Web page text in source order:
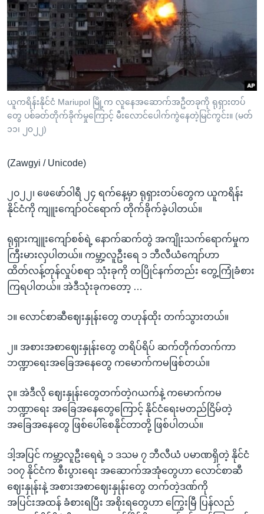
ပင်မ
အ
ညွန်း
စာမျက်နှာ
ကျော်
ကြည့်
ရန်
ရှာဖွေ
နေရာ
ကျော်
ရန်
ရုပ်ရှင်ထဲက အင်္ဂလိပ်စာ
သုတပဒေသာ အင်္ဂလိပ်စာ
တီဗွီ
ရေဒီယို/တီဗွီအစီအစဉ်
Learning English
ဗွီအိုအေ လူမှုကွန်ယက်များ
ဘာသာစကားများ
ယူကရိန်းနိုင်ငံ Mariupol မြို့က လူနေအဆောက်အဦတခုကို ရုရှားတပ်
တွေ ပစ်ခတ်တိုက်ခိုက်မှုကြောင့် မီးလောင်ပေါက်ကွဲနေတဲ့မြင်ကွင်း။ (မတ်
၁၁၊ ၂၀၂၂)
(Zawgyi / Unicode)
၂၀၂၂၊ ဖေဖော်ဝါရီ ၂၄ ရက်နေ့မှာ ရုရှားတပ်တွေက ယူကရိန်း
နိုင်ငံကို ကျူးကျော်ဝင်ရောက် တိုက်ခိုက်ခဲ့ပါတယ်။
ရုရှားကျူးကျော်စစ်ရဲ့ နောက်ဆက်တွဲ အကျိုးသက်ရောက်မှုက
ကြီးမားလှပါတယ်။ ကမ္ဘာ့လူဦးရေ ၁ ဘီလီယံကျော်ဟာ
ထိတ်လန့်တုန်လှုပ်စရာ သုံးခုကို တပြိုင်နက်တည်း တွေ့ကြုံခံစား
ကြရပါတယ်။ အဲဒီသုံးခုကတော့ …
၁။ လောင်စာဆီဈေးနှုန်းတွေ တဟုန်ထိုး တက်သွားတယ်။
၂။ အစားအစာဈေးနှုန်းတွေ တရိပ်ရိပ် ဆက်တိုက်တက်ကာ
ဘဏ္ဍာရေးအခြေအနေတွေ ကမောက်ကမဖြစ်တယ်။
၃။ အဲဒီလို ဈေးနှုန်းတွေတက်တဲ့ဂယက်နဲ့ ကမောက်ကမ
ဘဏ္ဍာရေး အခြေအနေတွေကြောင့် နိုင်ငံရေးမတည်ငြိမ်တဲ့
အခြေအနေတွေ ဖြစ်ပေါ်စေနိုင်တာတို့ ဖြစ်ပါတယ်။
ဒါ့အပြင် ကမ္ဘာ့လူဦးရေရဲ့ ၁ ဒသမ ၇ ဘီလီယံ ပမာဏရှိတဲ့ နိုင်ငံ
၁၀၇ နိုင်ငံက စီးပွားရေး အဆောက်အအုံတွေဟာ လောင်စာဆီ
ဈေးနှုန်းနဲ့ အစားအစာဈေးနှုန်းတွေ တက်တဲ့ဒဏ်ကို
အပြင်းအထန် ခံစားရပြီး အစိုးရတွေဟာ ကြွေးမြီ ပြန်လည်